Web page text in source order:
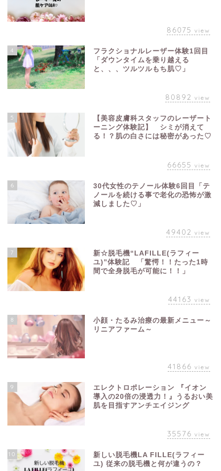
86075 view
4
フラクショナルレーザー体験1回目
「ダウンタイムを乗り越える
と、、、ツルツルもち肌♡」
80892 view
5
【美容皮膚科スタッフのレーザート
ーニング体験記】 シミが消えて
る！？肌の白さには秘密があった♡
66655 view
6
30代女性のテノール体験6回目「テ
ノールを続ける事で老化の恐怖が激
減しました♡」
49402 view
7
新☆脱毛機“LAFILLE(ラフィー
ユ)”体験記 「驚愕！！たった1時
間で全身脱毛が可能に！！」
44163 view
8
小顔・たるみ治療の最新メニュー～
リニアファーム～
41866 view
9
エレクトロポレーション 『イオン
導入の20倍の浸透力！』うるおい美
肌を目指すアンチエイジング
35576 view
10
新しい脱毛機LA FILLE(ラフィー
ユ) 従来の脱毛機と何が違うの？